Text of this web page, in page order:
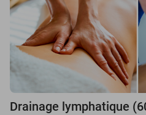
Drainage lymphatique